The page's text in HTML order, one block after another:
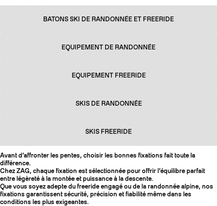
BATONS SKI DE RANDONNÉE ET FREERIDE
EQUIPEMENT DE RANDONNÉE
EQUIPEMENT FREERIDE
SKIS DE RANDONNÉE
SKIS FREERIDE
Avant d’affronter les pentes, choisir les bonnes fixations fait toute la
différence.
Chez ZAG, chaque fixation est sélectionnée pour offrir l’équilibre parfait
entre légèreté à la montée et puissance à la descente.
Que vous soyez adepte du freeride engagé ou de la randonnée alpine, nos
fixations garantissent sécurité, précision et fiabilité même dans les
conditions les plus exigeantes.